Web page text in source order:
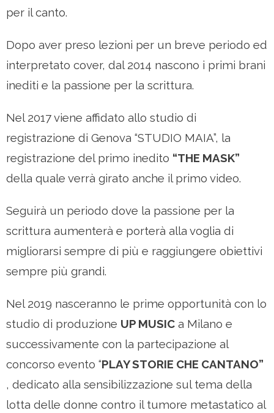
per il canto.
Dopo aver preso lezioni per un breve periodo ed
interpretato cover, dal 2014 nascono i primi brani
inediti e la passione per la scrittura.
Nel 2017 viene affidato allo studio di
registrazione di Genova “STUDIO MAIA”, la
registrazione del primo inedito “THE MASK”
della quale verrà girato anche il primo video.
Seguirà un periodo dove la passione per la
scrittura aumenterà e porterà alla voglia di
migliorarsi sempre di più e raggiungere obiettivi
sempre più grandi.
Nel 2019 nasceranno le prime opportunità con lo
studio di produzione UP MUSIC a Milano e
successivamente con la partecipazione al
concorso evento “PLAY STORIE CHE CANTANO”
, dedicato alla sensibilizzazione sul tema della
lotta delle donne contro il tumore metastatico al